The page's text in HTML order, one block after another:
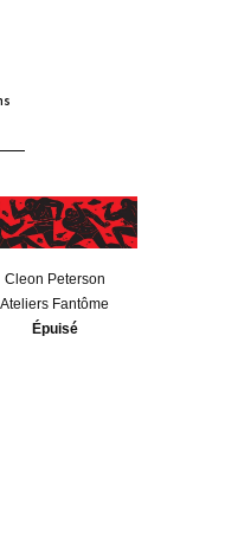
Cleon Peterson
Ateliers Fantôme
Épuisé